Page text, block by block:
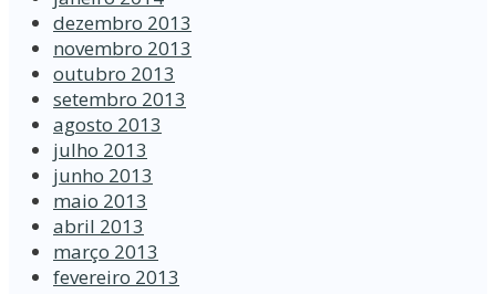
dezembro 2013
novembro 2013
outubro 2013
setembro 2013
agosto 2013
julho 2013
junho 2013
maio 2013
abril 2013
março 2013
fevereiro 2013